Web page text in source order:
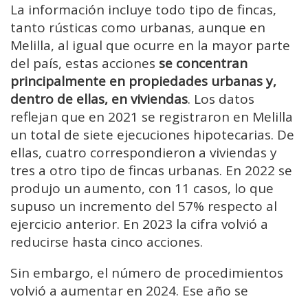
La información incluye todo tipo de fincas,
tanto rústicas como urbanas, aunque en
Melilla, al igual que ocurre en la mayor parte
del país, estas acciones se concentran
principalmente en propiedades urbanas y,
dentro de ellas, en viviendas. Los datos
reflejan que en 2021 se registraron en Melilla
un total de siete ejecuciones hipotecarias. De
ellas, cuatro correspondieron a viviendas y
tres a otro tipo de fincas urbanas. En 2022 se
produjo un aumento, con 11 casos, lo que
supuso un incremento del 57% respecto al
ejercicio anterior. En 2023 la cifra volvió a
reducirse hasta cinco acciones.
Sin embargo, el número de procedimientos
volvió a aumentar en 2024. Ese año se